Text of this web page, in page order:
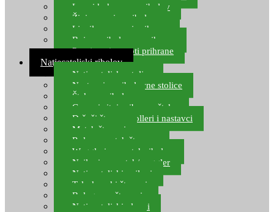
Lovni kukuruz za ribolov
Živi mamci za ribolov
Ljepilo za crve i prihranu
Boje za ribolovnu prihranu
Provjereni recepti prihrane
Natjecateljski ribolov
Natjecateljske stolice
Nastavci za ribolovne stolice
Šteke za ribolov
Gume i sitni pribor za šteku
Držači štapova rolleri i nastavci
Match štapovi
Role za match štapove
Waggleri za match ribolov
Najloni za match/waggler
Natjecateljski najloni
Teleskopski štapovi
Bolognese štapovi
Natjecateljski plovci